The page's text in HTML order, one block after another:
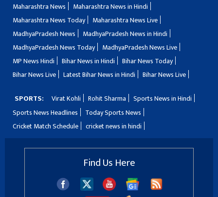
Maharashtra News
Maharashtra News in Hindi
Maharashtra News Today
Maharashtra News Live
MadhyaPradesh News
MadhyaPradesh News in Hindi
MadhyaPradesh News Today
MadhyaPradesh News Live
MP News Hindi
Bihar News in Hindi
Bihar News Today
Bihar News Live
Latest Bihar News in Hindi Bihar News Live
SPORTS: Virat Kohli Rohit Sharma
Sports News in Hindi
Sports News Headlines
Today Sports News
Cricket Match Schedule
cricket news in hindi
Find Us Here